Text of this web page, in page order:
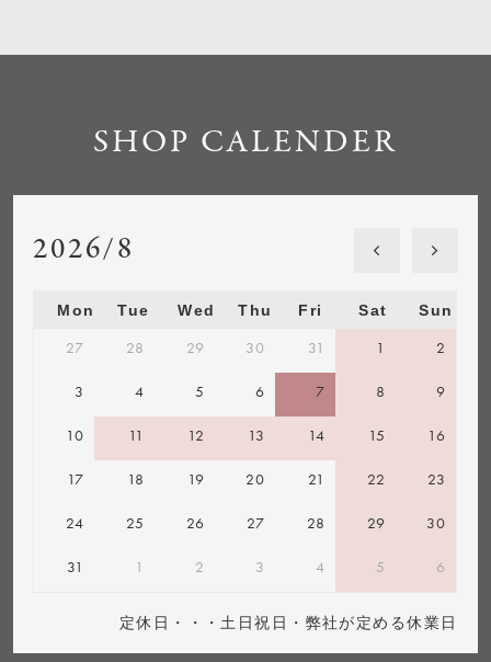
SHOP CALENDER
2026/8
Mon Tue Wed Thu Fri Sat Sun
27 28 29 30 31 1 2
3 4 5 6 7 8 9
10 11 12 13 14 15 16
17 18 19 20 21 22 23
24 25 26 27 28 29 30
31 1 2 3 4 5 6
定休日・・・土日祝日・弊社が定める休業日